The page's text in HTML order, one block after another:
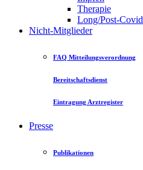
Therapie
Long/Post-Covid
Nicht-Mitglieder
FAQ Mitteilungsverordnung
Bereitschaftsdienst
Eintragung Arztregister
Presse
Publikationen